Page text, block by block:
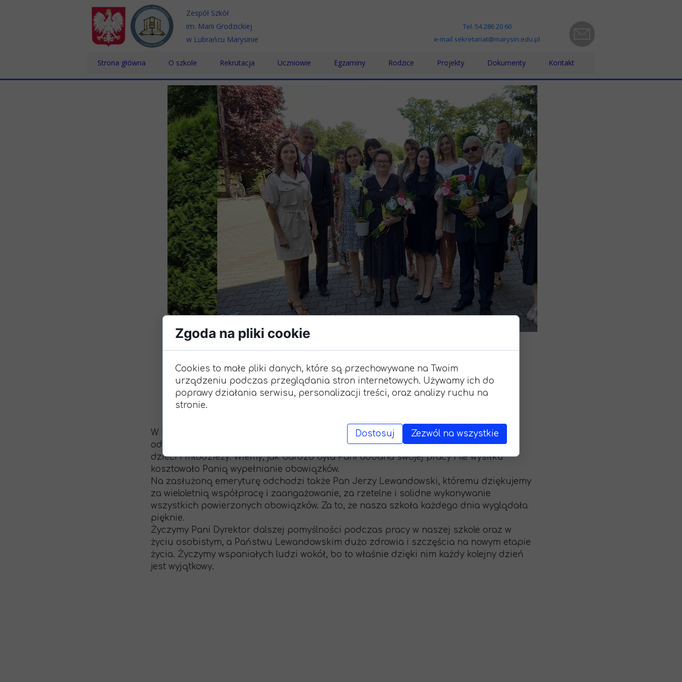
Strona główna O szkole
Historia
Patron
Dyrektor
Nauczyciele
Pracownicy
Absolwenci
Certyfikaty
Podziękowania
Programy
Porozumienia
Rekrutacja
Technikum
Szkoła Branżowa
Szkoła Policealna
Uczniowie
Samorząd Uczniowski
Wolontariat
Doradztwo zawodowe
Pomoc Psychologiczno-Pedagogiczna
Biblioteka
Konkursy
Egzaminy
Egzamin zawodowy
Rodzice
Pomoc psychologiczno-pedagogiczna
Projekty
Projekt Grecja 2023-1-PL01-KA121-VET000131802
Praktyki w Grecji - projekt nr 2024-1-PL01-KA121-VET000203131
Projekt nr 2021-1-PL01-KA121-VET-000012361- Włochy
„Podniesienie poziomu kształcenia zawodowego w powiecie włocławskim”
"Międzynarodowa mobilność edukacyjna uczniów i absolwentów oraz
„Rozwijanie kompetencji językowych uczniów na wyjazdach edukacyjnych w
Wymiana młodzieży w ramach programu Erasmus +
"Zagraniczne staże zawodowe szansą na podniesienie kwalifikacji
Dokumenty
Statut, Regulaminy, Procedury
Standardy Ochrony Małoletnich
Kodeks Etyki
Dokumenty ZFŚS
RODO
Raport dostępności
PPK
Wniosek o wydanie Świadectwa
Wykaz Podręczników
Festiwal Piosenki Jesiennej
Po zalogowaniu
Kontakt
Zespół Szkół
im. Marii Grodzickiej
w Lubrańcu Marysinie
Tel. 54 286 20 60
e-mail sekretariat@marysin.edu.pl
24 sierpnia 2022
Zasłużona emerytura
W kończącym się roku szkolnym po wielu latach pracy w naszej szkole na emeryturę
odchodzi Pani Małgorzata Lewandowska. Dziękujemy za trud włożony w edukację
dzieci i młodzieży. Wiemy, jak bardzo była Pani oddana swojej pracy i ile wysiłku
kosztowało Panią wypełnianie obowiązków.
Na zasłużoną emeryturę odchodzi także Pan Jerzy Lewandowski, któremu dziękujemy
za wieloletnią współpracę i zaangażowanie, za rzetelne i solidne wykonywanie
wszystkich powierzonych obowiązków. Za to, że nasza szkoła każdego dnia wyglądała
pięknie.
Życzymy Pani Dyrektor dalszej pomyślności podczas pracy w naszej szkole oraz w
życiu osobistym, a Państwu Lewandowskim dużo zdrowia i szczęścia na nowym etapie
życia. Życzymy wspaniałych ludzi wokół, bo to właśnie dzięki nim każdy kolejny dzień
jest wyjątkowy.
Zgoda na pliki cookie
Cookies to małe pliki danych, które są przechowywane na Twoim
urządzeniu podczas przeglądania stron internetowych. Używamy ich do
poprawy działania serwisu, personalizacji treści, oraz analizy ruchu na
stronie.
Dostosuj Zezwól na wszystkie